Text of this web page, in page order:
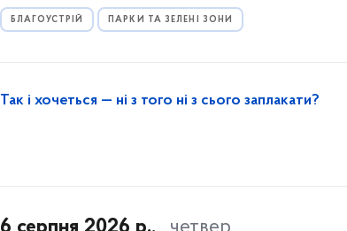
БЛАГОУСТРІЙ ПАРКИ ТА ЗЕЛЕНІ ЗОНИ
Так і хочеться — ні з того ні з сього заплакати?